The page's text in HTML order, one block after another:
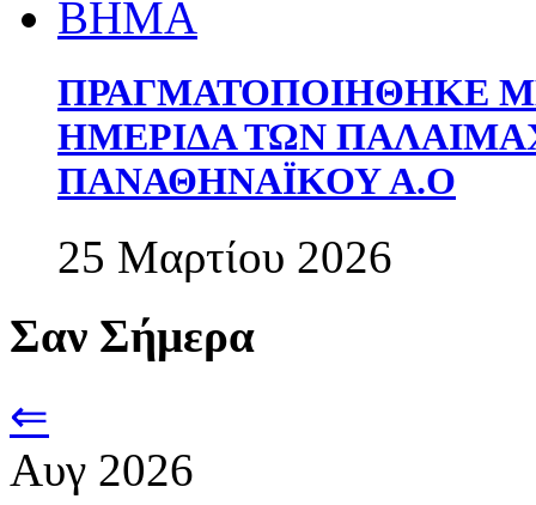
ΠΡΑΓΜΑΤΟΠΟΙΗΘΗΚΕ
ΗΜΕΡΙΔΑ ΤΩΝ
ΠΑΝΑΘΗΝΑΪΚΟΥ Α.Ο
25 Μαρτίου 2026
Σαν Σήμερα
⇐
Αυγ 2026